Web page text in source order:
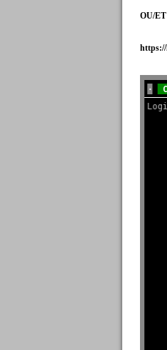
OU/ET